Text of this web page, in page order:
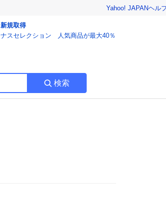
Yahoo! JAPANヘル
新規取得
スセレクション 人気商品が最大40％
検索